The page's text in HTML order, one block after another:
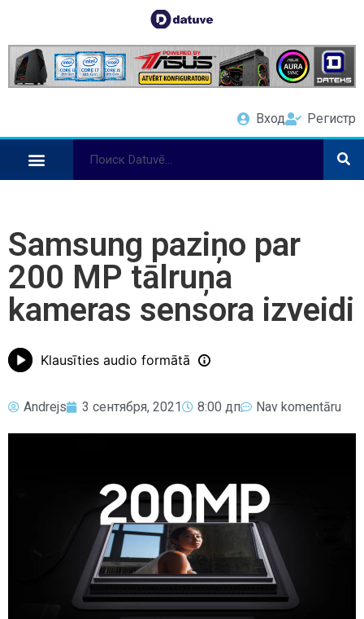
Вход Регистр
Samsung paziņo par
200 MP tālruņa
kameras sensora izveidi
Klausīties audio formātā
Andrejs 3 сентября, 2021 8:00 дп Nav komentāru